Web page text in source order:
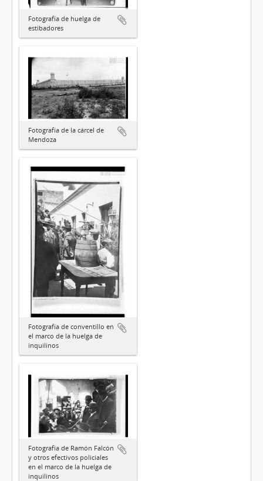
Fotografía de huelga de
estibadores
Fotografía de la cárcel de
Mendoza
Fotografía de conventillo en
el marco de la huelga de
inquilinos
Fotografía de Ramón Falcón
y otros efectivos policiales
en el marco de la huelga de
inquilinos